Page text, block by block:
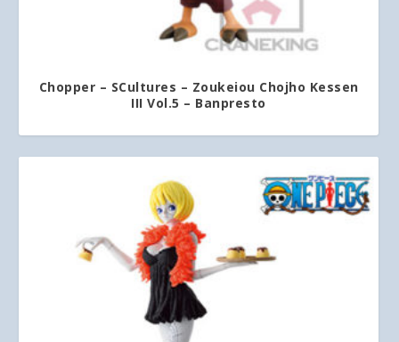
Chopper – SCultures – Zoukeiou Chojho Kessen
III Vol.5 – Banpresto